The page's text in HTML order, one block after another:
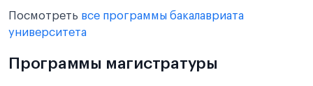
Посмотреть все программы бакалавриата
университета
Программы магистратуры